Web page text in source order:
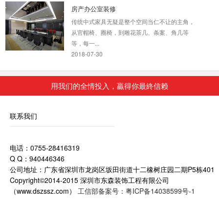
房产办公室装修
传统中式家具无疑是整个空间当仁不让的主角，
从官帽椅、圈椅，到雕花茶几、条案、角几等
等，每一...
2018-07-30
厂房办公装修案例
2018-06-28
室内设计装修_东方幼儿园
用我们的全情投入，贏得你最終信赖
联系我们
电话：0755-28416319
Q Q：940446346
公司地址：广东省深圳市龙岗区坂田街道十二橡树庄园二期P5栋401
Copyright©2014-2015 深圳市东森装饰工程有限公司
（www.dszssz.com） 工信部备案号：粤ICP备14038599号-1